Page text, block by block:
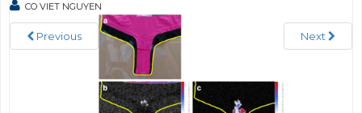
n
a
CO VIET NGUYEN
Previous Next